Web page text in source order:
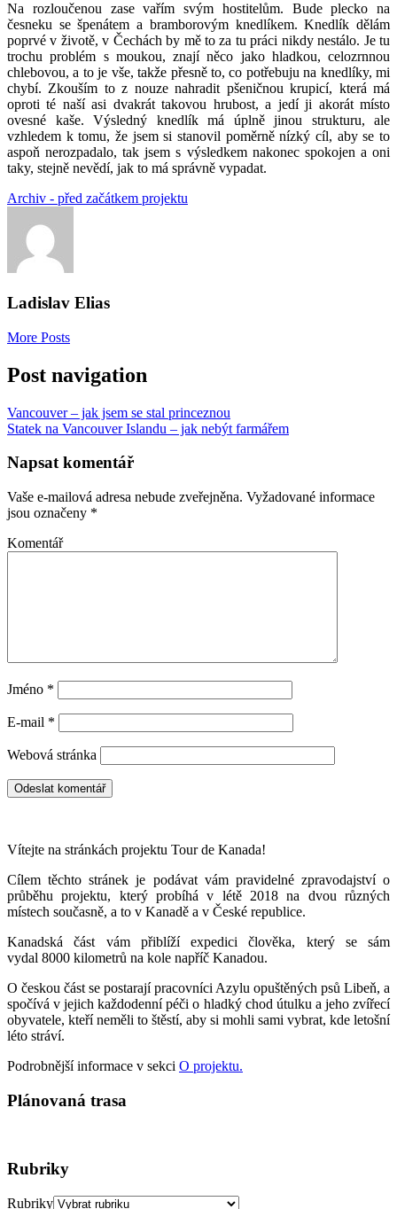
Na rozloučenou zase vařím svým hostitelům. Bude plecko na
česneku se špenátem a bramborovým knedlíkem. Knedlík dělám
poprvé v životě, v Čechách by mě to za tu práci nikdy nestálo. Je tu
trochu problém s moukou, znají něco jako hladkou, celozrnnou
chlebovou, a to je vše, takže přesně to, co potřebuju na knedlíky, mi
chybí. Zkouším to z nouze nahradit pšeničnou krupicí, která má
oproti té naší asi dvakrát takovou hrubost, a jedí ji akorát místo
ovesné kaše. Výsledný knedlík má úplně jinou strukturu, ale
vzhledem k tomu, že jsem si stanovil poměrně nízký cíl, aby se to
aspoň nerozpadalo, tak jsem s výsledkem nakonec spokojen a oni
taky, stejně nevědí, jak to má správně vypadat.
Archiv - před začátkem projektu
Ladislav Elias
More Posts
Post navigation
Vancouver – jak jsem se stal princeznou
Statek na Vancouver Islandu – jak nebýt farmářem
Napsat komentář
Vaše e-mailová adresa nebude zveřejněna. Vyžadované informace
jsou označeny *
Komentář
Jméno *
E-mail *
Webová stránka
Vítejte na stránkách projektu Tour de Kanada!
Cílem těchto stránek je podávat vám pravidelné zpravodajství o
průběhu projektu, který probíhá v létě 2018 na dvou různých
místech současně, a to v Kanadě a v České republice.
Kanadská část vám přiblíží expedici člověka, který se sám
vydal 8000 kilometrů na kole napříč Kanadou.
O českou část se postarají pracovníci Azylu opuštěných psů Libeň, a
spočívá v jejich každodenní péči o hladký chod útulku a jeho zvířecí
obyvatele, kteří neměli to štěstí, aby si mohli sami vybrat, kde letošní
léto stráví.
Podrobnější informace v sekci O projektu.
Plánovaná trasa
Rubriky
Rubriky